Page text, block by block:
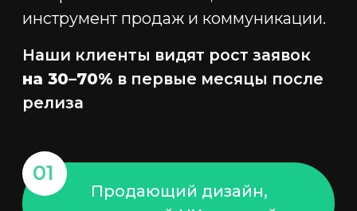
Прозрачно. Понятно. Без скрытых
Цена сайта на Tilda зависит от задач,
дизайна и функционала. Мы